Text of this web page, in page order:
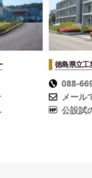
徳島県立工
088-
メール
公設試